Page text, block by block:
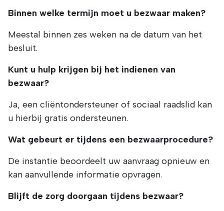
Binnen welke termijn moet u bezwaar maken?
Meestal binnen zes weken na de datum van het
besluit.
Kunt u hulp krijgen bij het indienen van
bezwaar?
Ja, een cliëntondersteuner of sociaal raadslid kan
u hierbij gratis ondersteunen.
Wat gebeurt er tijdens een bezwaarprocedure?
De instantie beoordeelt uw aanvraag opnieuw en
kan aanvullende informatie opvragen.
Blijft de zorg doorgaan tijdens bezwaar?